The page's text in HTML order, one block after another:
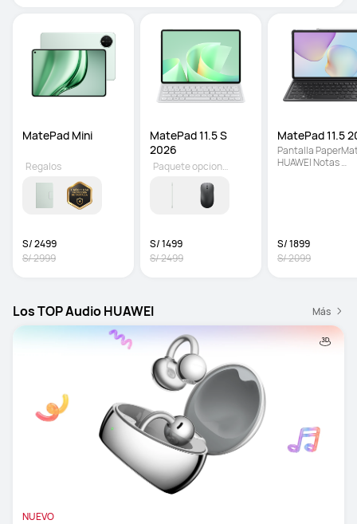
MatePad Mini
S/ 2499
S/ 2999
Regalos
MatePad 11.5 S
S/ 1499
S/ 2499
Paquete opcional
MatePad 11.5
Pantalla
HUAWEI Notas
S/ 1899
S/ 2099
Los TOP Audio HUAWEI Más
NUEVO